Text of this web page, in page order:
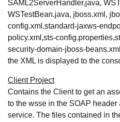
SAML2ServerHandler.java,
WSTestBean.java, jboss.xml,
config.xml,standard-jaxws-
policy.xml,sts-
security-domain-jboss-
the XML is displayed to the
Client Project
Contains the Client to get an
to the wsse in the SOAP
service. The files contained in